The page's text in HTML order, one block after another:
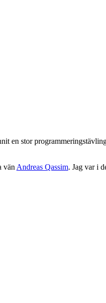
en stor
vän Andreas Qassim. Jag var i